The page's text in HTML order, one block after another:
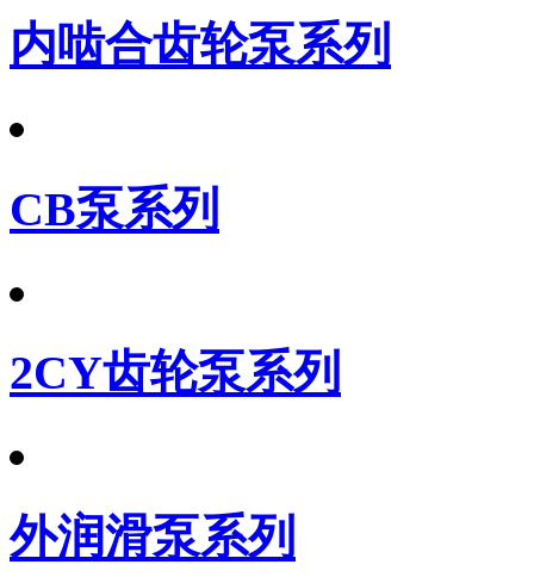
内啮合齿轮泵系列
CB泵系列
2CY齿轮泵系列
外润滑泵系列